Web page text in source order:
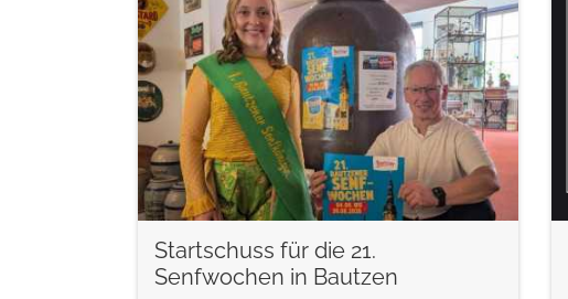
Startschuss für die 21.
Senfwochen in Bautzen
weiterlesen